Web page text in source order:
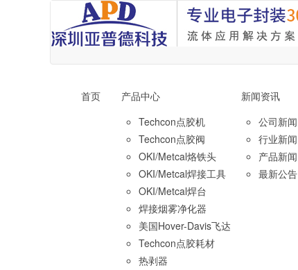
首页
产品中心
Techcon点胶机
Techcon点胶阀
OKI/Metcal烙铁头
OKI/Metcal焊接工具
OKI/Metcal焊台
焊接烟雾净化器
美国Hover-Davis飞达
Techcon点胶耗材
热剥器
新闻资讯
公司新闻
行业新闻
产品新闻
最新公告